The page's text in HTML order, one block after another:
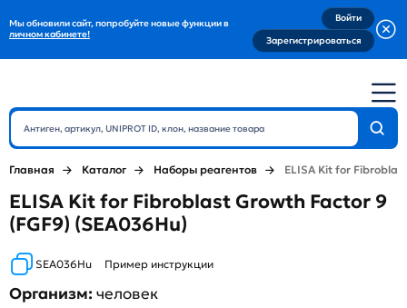
Мы обновили сайт, попробуйте новые функции в
личном кабинете!
Войти
Зарегистрироваться
Главная Каталог Наборы реагентов ELISA Kit for
ELISA Kit for Fibroblast Growth Factor 9
(FGF9) (SEA036Hu)
SEA036Hu Пример инструкции
Организм:человек